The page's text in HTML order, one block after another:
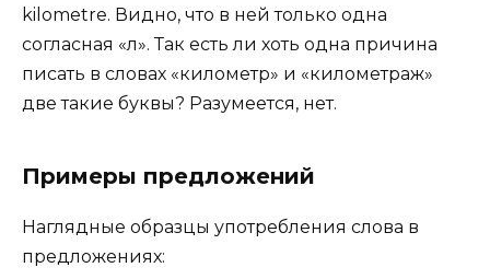
kilometre. Видно, что в ней только одна
согласная «л». Так есть ли хоть одна причина
писать в словах «километр» и «километраж»
две такие буквы? Разумеется, нет.
Примеры предложений
Наглядные образцы употребления слова в
предложениях: